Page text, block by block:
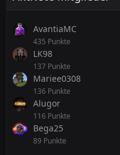
AvantiaMC
435 Punkte
LK98
137 Punkte
Mariee0308
136 Punkte
Alugor
116 Punkte
Bega25
89 Punkte